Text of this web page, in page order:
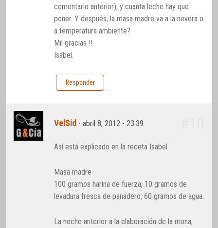
comentario anterior), y cuanta leche hay que
poner. Y después, la masa madre va a la nevera o
a temperatura ambiente?
Mil gracias !!
Isabel.
Responder
VelSid -abril 8, 2012 - 23:39
Así está explicado en la receta Isabel:
Masa madre
100 gramos harina de fuerza, 10 gramos de
levadura fresca de panadero, 60 gramos de agua.
La noche anterior a la elaboración de la mona,